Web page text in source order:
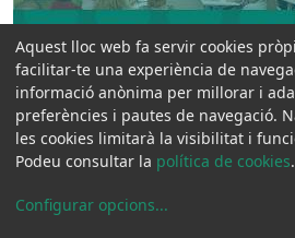
20/05/2026
RSS
L'actualitat a un clic
Aquest lloc web fa servir cookies
facilitar-te una experiència de
informació anònima per millorar i
preferències i pautes de navegació.
les cookies limitarà la visibilitat i
Podeu consultar la política de cookies.
Configurar opcions...